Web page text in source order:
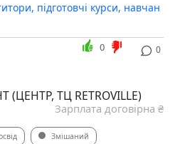
підготовчі курси, навчан
0
0
ТЦ RETROVILLE)
Зарплата договірна ₴
Змішаний